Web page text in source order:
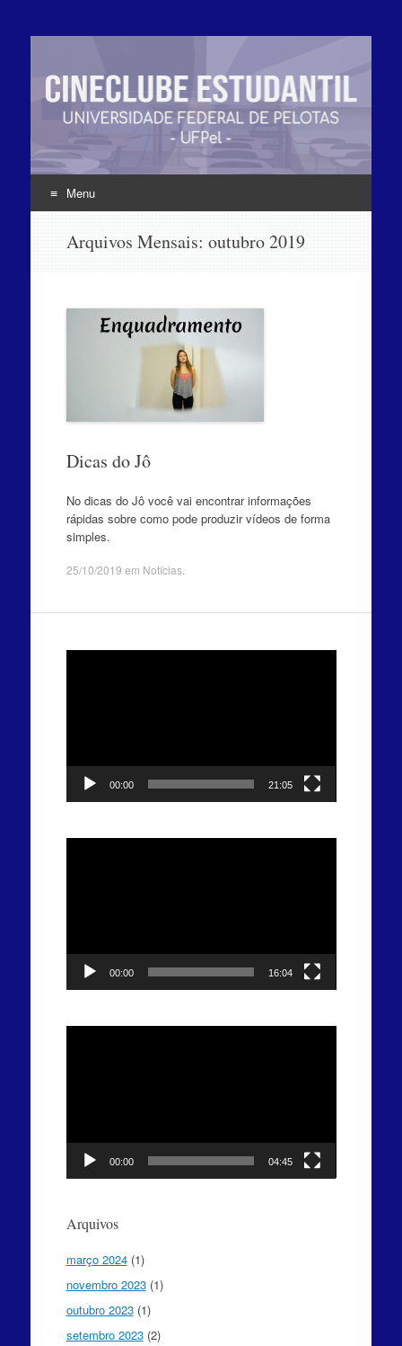
Menu
Arquivos Mensais: outubro 2019
Dicas do Jô
No dicas do Jô você vai encontrar informações
rápidas sobre como pode produzir vídeos de forma
simples.
25/10/2019 em Notícias.
00:00 21:05
00:00 16:04
00:00 04:45
Arquivos
março 2024(1)
novembro 2023(1)
outubro 2023(1)
setembro 2023(2)